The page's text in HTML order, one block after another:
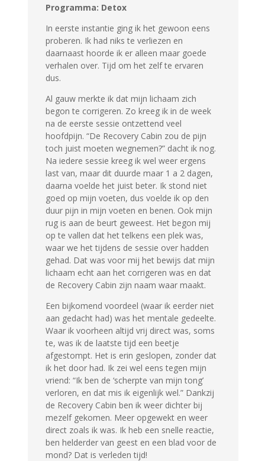
Programma: Detox
In eerste instantie ging ik het gewoon eens
proberen. Ik had niks te verliezen en
daarnaast hoorde ik er alleen maar goede
verhalen over. Tijd om het zelf te ervaren
dus.
Al gauw merkte ik dat mijn lichaam zich
begon te corrigeren. Zo kreeg ik in de week
na de eerste sessie ontzettend veel
hoofdpijn. “De Recovery Cabin zou de pijn
toch juist moeten wegnemen?” dacht ik nog.
Na iedere sessie kreeg ik wel weer ergens
last van, maar dit duurde maar 1 a 2 dagen,
daarna voelde het juist beter. Ik stond niet
goed op mijn voeten, dus voelde ik op den
duur pijn in mijn voeten en benen. Ook mijn
rug is aan de beurt geweest. Het begon mij
op te vallen dat het telkens een plek was,
waar we het tijdens de sessie over hadden
gehad. Dat was voor mij het bewijs dat mijn
lichaam echt aan het corrigeren was en dat
de Recovery Cabin zijn naam waar maakt.
Een bijkomend voordeel (waar ik eerder niet
aan gedacht had) was het mentale gedeelte.
Waar ik voorheen altijd vrij direct was, soms
te, was ik de laatste tijd een beetje
afgestompt. Het is erin geslopen, zonder dat
ik het door had. Ik zei wel eens tegen mijn
vriend: “Ik ben de ‘scherpte van mijn tong’
verloren, en dat mis ik eigenlijk wel.” Dankzij
de Recovery Cabin ben ik weer dichter bij
mezelf gekomen. Meer opgewekt en weer
direct zoals ik was. Ik heb een snelle reactie,
ben helderder van geest en een blad voor de
mond? Dat is verleden tijd!